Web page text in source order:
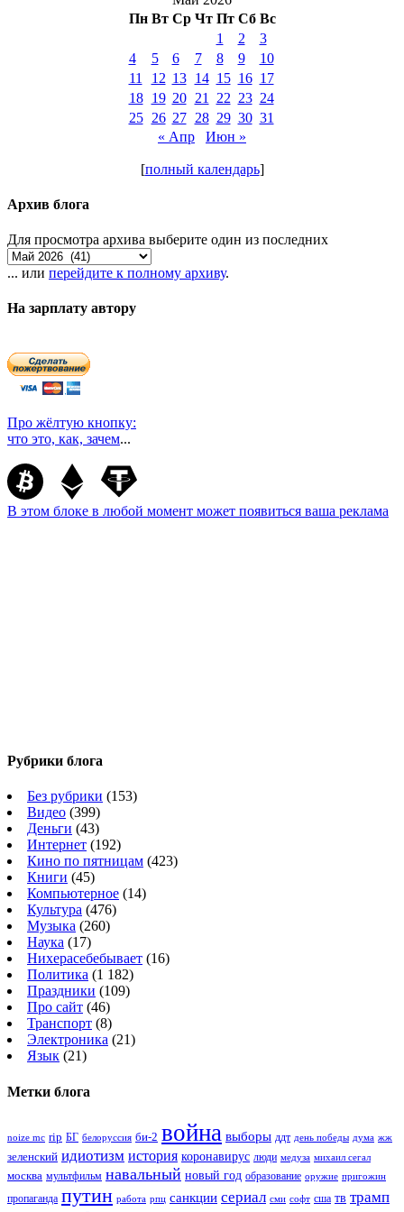
Пн Вт Ср Чт Пт Сб Вс
1
2
3
4
5 6 7 8 9
10
11
12 13 14 15 16 17
18
19 20 21 22 23 24
25
26 27 28 29 30 31
« Апр
Июн »
[полный календарь]
Архив блога
Для просмотра архива выберите один из последних
... или перейдите к полному архиву.
На зарплату автору
Про жёлтую кнопку:
что это, как, зачем...
В этом блоке в любой момент может появиться ваша реклама
Рубрики блога
Без рубрики (153)
Видео (399)
Деньги (43)
Интернет (192)
Кино по пятницам (423)
Книги (45)
Компьютерное (14)
Культура (476)
Музыка (260)
Наука (17)
Нихерасебебывает (16)
Политика (1 182)
Праздники (109)
Про сайт (46)
Транспорт (8)
Электроника (21)
Язык (21)
Метки блога
noize mc rip БГ белоруссия би-2 война выборы ддт день победы дума жж
зеленский идиотизм история коронавирус люди медуза михаил сегал
москва мультфильм навальный новый год образование оружие пригожин
пропаганда путин работа рпц санкции сериал сми софт сша тв трамп